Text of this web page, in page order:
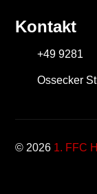
Kontakt
+49 9281
Ossecker
© 2026 1. FFC